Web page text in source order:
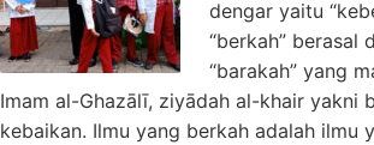
dengar yaitu
“berkah” berasal
“barakah” yang
Imam al-Ghazālī, ziyādah al-khair yakni
kebaikan. Ilmu yang berkah adalah ilmu